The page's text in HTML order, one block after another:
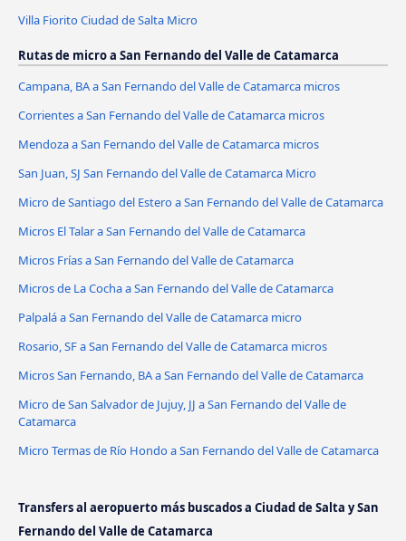
Villa Fiorito Ciudad de Salta Micro
Rutas de micro a San Fernando del Valle de Catamarca
Campana, BA a San Fernando del Valle de Catamarca micros
Corrientes a San Fernando del Valle de Catamarca micros
Mendoza a San Fernando del Valle de Catamarca micros
San Juan, SJ San Fernando del Valle de Catamarca Micro
Micro de Santiago del Estero a San Fernando del Valle de Catamarca
Micros El Talar a San Fernando del Valle de Catamarca
Micros Frías a San Fernando del Valle de Catamarca
Micros de La Cocha a San Fernando del Valle de Catamarca
Palpalá a San Fernando del Valle de Catamarca micro
Rosario, SF a San Fernando del Valle de Catamarca micros
Micros San Fernando, BA a San Fernando del Valle de Catamarca
Micro de San Salvador de Jujuy, JJ a San Fernando del Valle de
Catamarca
Micro Termas de Río Hondo a San Fernando del Valle de Catamarca
Transfers al aeropuerto más buscados a Ciudad de Salta y San
Fernando del Valle de Catamarca